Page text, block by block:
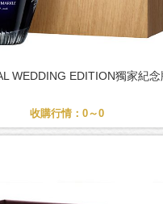
WEDDING EDITION獨家紀
收購行情：0～0